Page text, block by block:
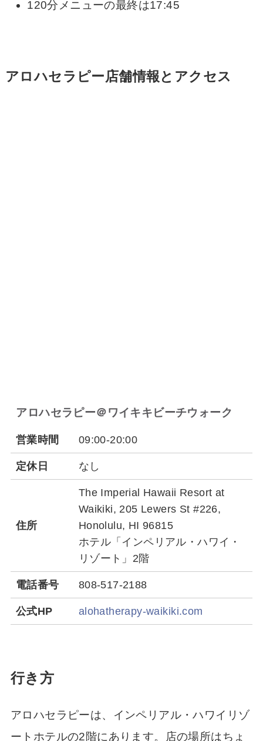
120分メニューの最終は17:45
アロハセラピー店舗情報とアクセス
アロハセラピー＠ワイキキビーチウォーク
営業時間 09:00-20:00
定休日 なし
住所
The Imperial Hawaii Resort at
Waikiki, 205 Lewers St #226,
Honolulu, HI 96815
ホテル「インペリアル・ハワイ・
リゾート」2階
電話番号 808-517-2188
公式HP alohatherapy-waikiki.com
行き方
アロハセラピーは、インペリアル・ハワイリゾ
ートホテルの2階にあります。店の場所はちょ